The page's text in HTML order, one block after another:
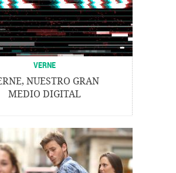
VERNE
NUESTRO GRAN
MEDIO DIGITAL